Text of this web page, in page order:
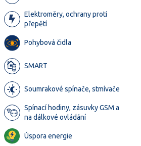
Elektroměry, ochrany proti
přepětí
Pohybová čidla
SMART
Soumrakové spínače, stmívače
Spínací hodiny, zásuvky GSM a
na dálkové ovládání
Úspora energie